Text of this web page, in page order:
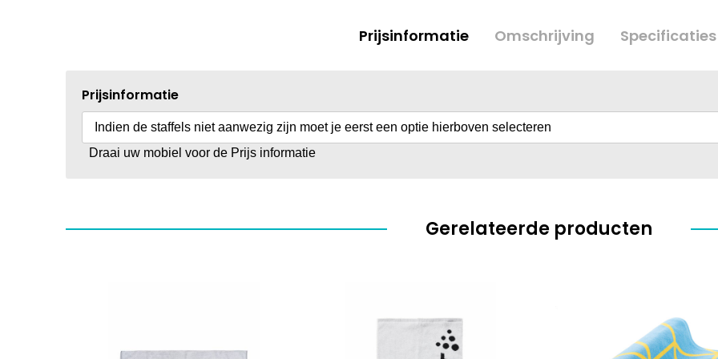
Prijsinformatie Omschrijving Specificaties
Prijsinformatie
Indien de staffels niet aanwezig zijn moet je eerst een optie hierboven selecteren
Draai uw mobiel voor de Prijs informatie
Gerelateerde producten